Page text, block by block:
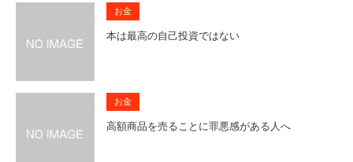
お金
本は最高の自己投資ではない
お金
高額商品を売ることに罪悪感がある人へ